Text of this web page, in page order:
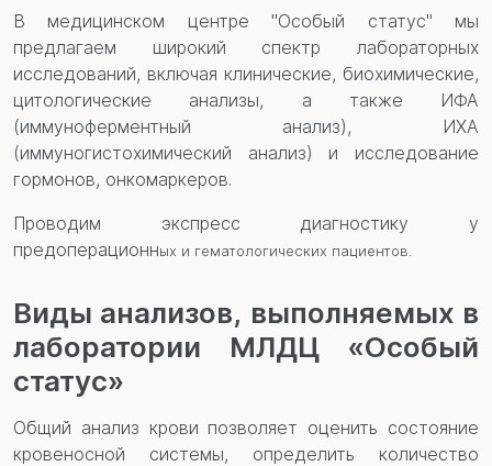
В медицинском центре "Особый статус" мы
предлагаем широкий спектр лабораторных
исследований, включая клинические, биохимические,
цитологические анализы, а также ИФА
(иммуноферментный анализ), ИХА
(иммуногистохимический анализ) и исследование
гормонов, онкомаркеров.
Проводим экспресс диагностику у
предоперационных и гематологических пациентов.
Виды анализов, выполняемых в
лаборатории МЛДЦ «Особый
статус»
Общий анализ крови позволяет оценить состояние
кровеносной системы, определить количество